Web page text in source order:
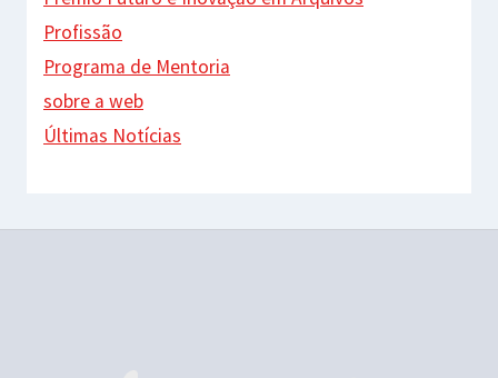
Profissão
Programa de Mentoria
sobre a web
Últimas Notícias